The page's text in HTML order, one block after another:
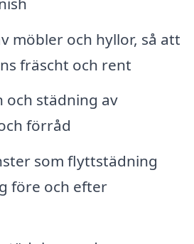
möbler och hyllor, så att
fräscht och rent
och städning av
förråd
som flyttstädning
före och efter